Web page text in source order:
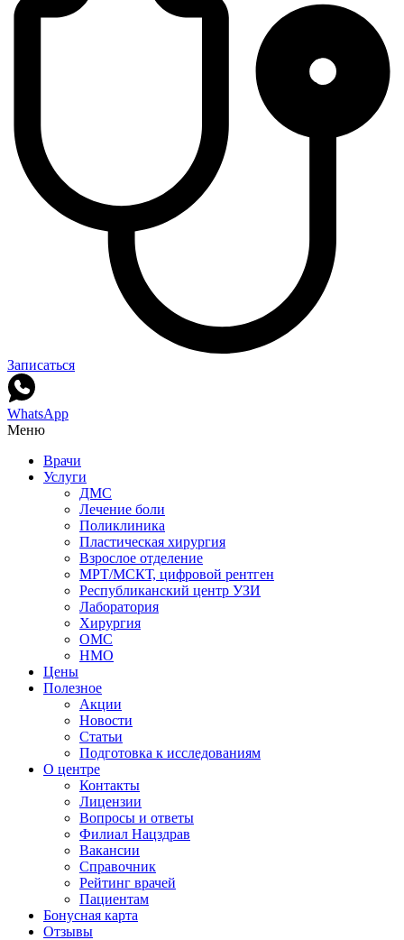
Записаться
WhatsApp
Меню
Врачи
Услуги
ДМС
Лечение боли
Поликлиника
Пластическая хирургия
Взрослое отделение
МРТ/МСКТ, цифровой рентген
Республиканский центр УЗИ
Лаборатория
Хирургия
ОМС
НМО
Цены
Полезное
Акции
Новости
Статьи
Подготовка к исследованиям
О центре
Контакты
Лицензии
Вопросы и ответы
Филиал Нацздрав
Вакансии
Справочник
Рейтинг врачей
Пациентам
Бонусная карта
Отзывы